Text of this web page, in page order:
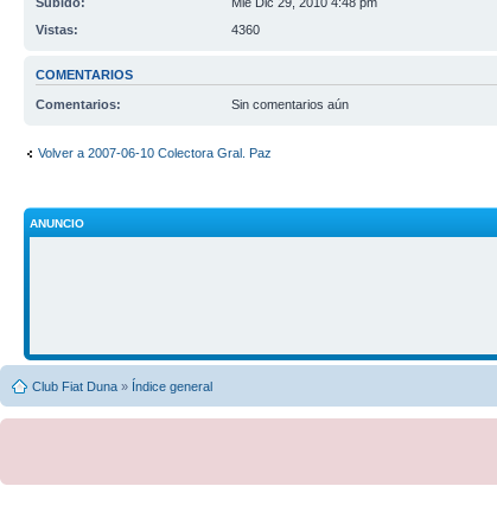
Vistas:
4360
COMENTARIOS
Comentarios: Sin comentarios aún
Volver a 2007-06-10 Colectora Gral. Paz
ANUNCIO
Club Fiat Duna » Índice general